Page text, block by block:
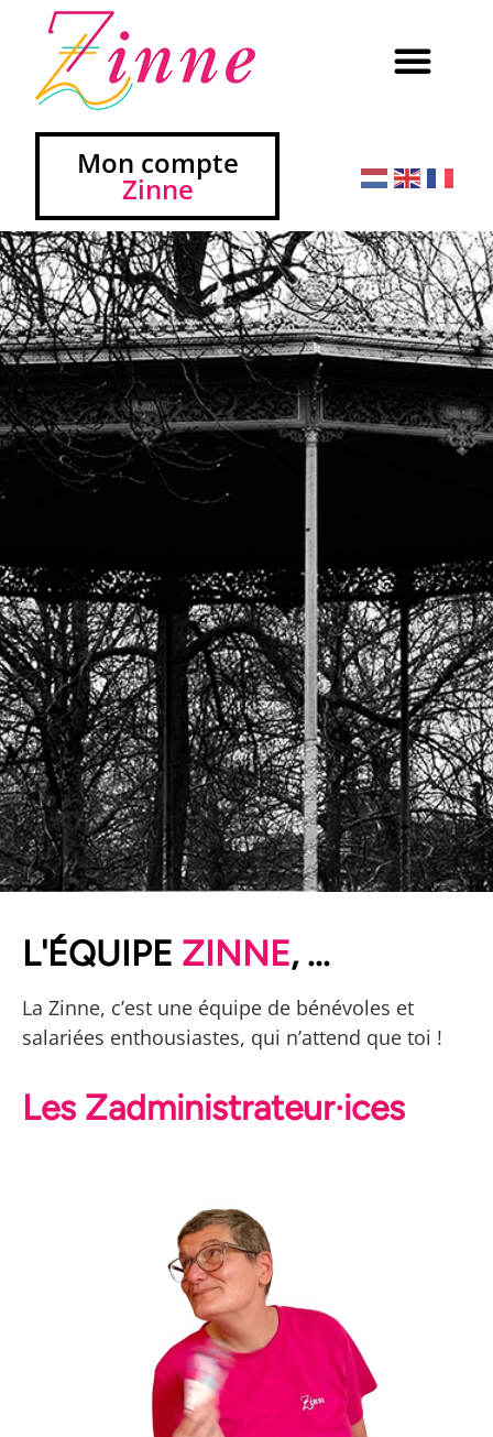
Mon compte
Zinne
ÉCONOMISTE
sans lire un seul powerpoint
L'ÉQUIPE ZINNE, ...
La Zinne, c’est une équipe de bénévoles et
salariées enthousiastes, qui n’attend que toi !
Les Zadministrateur·ices